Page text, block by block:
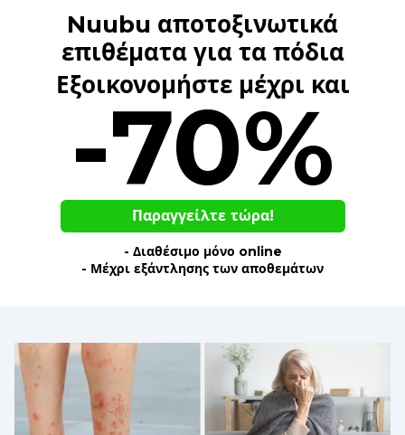
Nuubu αποτοξινωτικά
επιθέματα για τα πόδια
Εξοικονομήστε μέχρι και
-70%
Παραγγείλτε τώρα!
- Διαθέσιμο μόνο online
- Μέχρι εξάντλησης των αποθεμάτων